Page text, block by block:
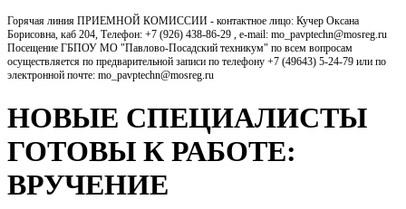
Горячая линия ПРИЕМНОЙ КОМИССИИ - контактное лицо: Кучер Оксана
Борисовна, каб 204, Телефон: +7 (926) 438-86-29 , e-mail: mo_pavptechn@mosreg.ru
Посещение ГБПОУ МО "Павлово-Посадский техникум" по всем вопросам
осуществляется по предварительной записи по телефону +7 (49643) 5-24-79 или по
электронной почте: mo_pavptechn@mosreg.ru
НОВЫЕ СПЕЦИАЛИСТЫ
ГОТОВЫ К РАБОТЕ:
ВРУЧЕНИЕ